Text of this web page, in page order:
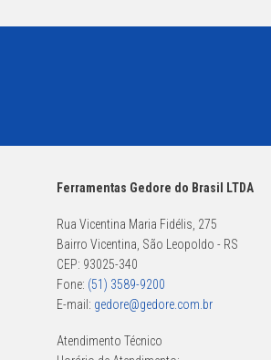
Ferramentas Gedore do Brasil LTDA
Rua Vicentina Maria Fidélis, 275
Bairro Vicentina, São Leopoldo - RS
CEP: 93025-340
Fone: (51) 3589-9200
E-mail: gedore@gedore.com.br
Atendimento Técnico